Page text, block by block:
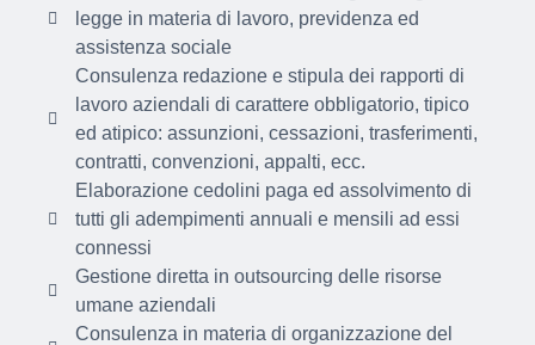
legge in materia di lavoro, previdenza ed
assistenza sociale
Consulenza redazione e stipula dei rapporti di
lavoro aziendali di carattere obbligatorio, tipico
ed atipico: assunzioni, cessazioni, trasferimenti,
contratti, convenzioni, appalti, ecc.
Elaborazione cedolini paga ed assolvimento di
tutti gli adempimenti annuali e mensili ad essi
connessi
Gestione diretta in outsourcing delle risorse
umane aziendali
Consulenza in materia di organizzazione del